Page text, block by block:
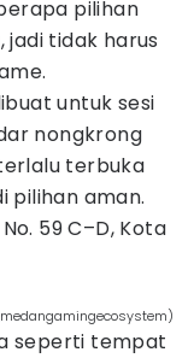
pilihan
tidak harus
untuk sesi
nongkrong
terbuka
pilihan aman.
59 C–D, Kota
seperti tempat